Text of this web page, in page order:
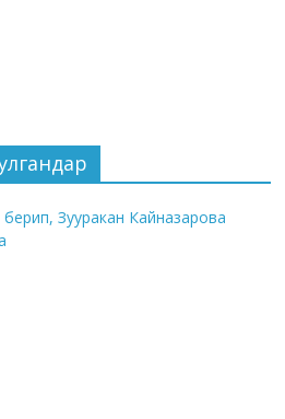
Зууракан Кайназарова